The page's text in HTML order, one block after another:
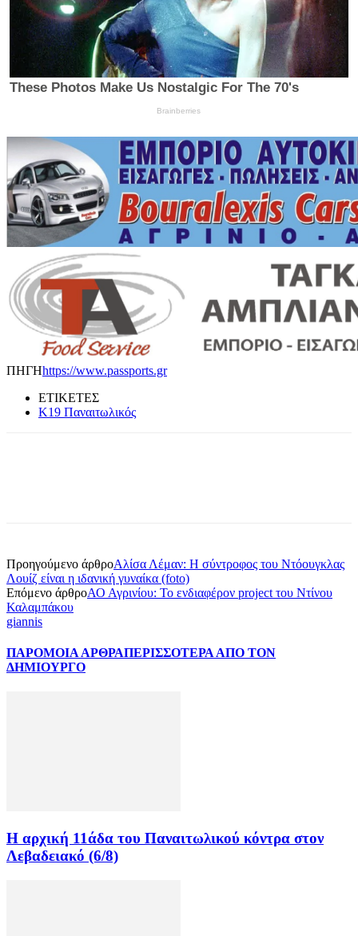
ΠΗΓΗhttps://www.passports.gr
ΕΤΙΚΕΤΕΣ
Κ19 Παναιτωλικός
Προηγούμενο άρθροΑλίσα Λέμαν: Η σύντροφος του Ντόουγκλας
Λουίζ είναι η ιδανική γυναίκα (foto)
Επόμενο άρθροΑΟ Αγρινίου: Το ενδιαφέρον project του Ντίνου
Καλαμπάκου
giannis
ΠΑΡΟΜΟΙΑ ΑΡΘΡΑΠΕΡΙΣΣΟΤΕΡΑ ΑΠΟ ΤΟΝ
ΔΗΜΙΟΥΡΓΟ
Η αρχική 11άδα του Παναιτωλικού κόντρα στον
Λεβαδειακό (6/8)